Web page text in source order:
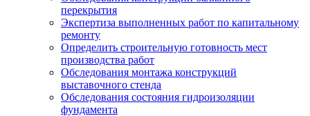
перекрытия
Экспертиза выполненных работ по капитальному
ремонту
Определить строительную готовность мест
производства работ
Обследования монтажа конструкций
выставочного стенда
Обследования состояния гидроизоляции
фундамента